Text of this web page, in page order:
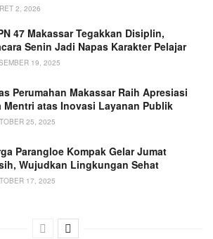
2, 2026
47 Makassar Tegakkan Disiplin,
Senin Jadi Napas Karakter Pelajar
19, 2025
Perumahan Makassar Raih Apresiasi
Mentri atas Inovasi Layanan Publik
25, 2025
Parangloe Kompak Gelar Jumat
Wujudkan Lingkungan Sehat
17, 2025